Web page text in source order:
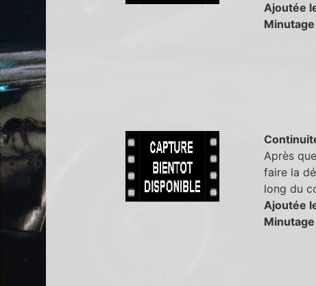
Ajoutée
Après
faire la
long du
Ajoutée